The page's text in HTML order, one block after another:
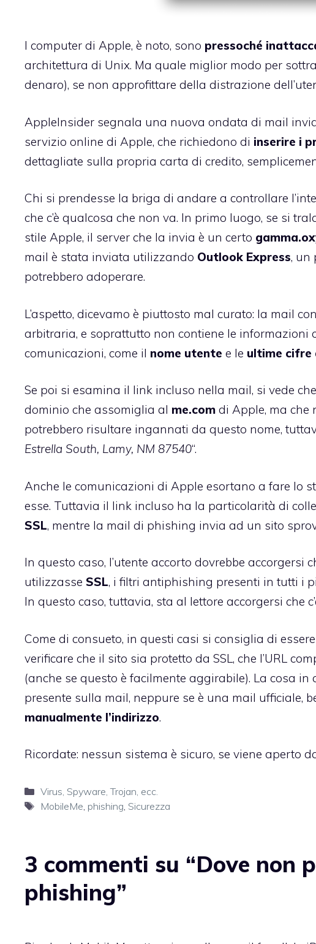
I computer di Apple, è noto, sono pressoché
architettura di Unix. Ma quale miglior modo per
denaro), se non approfittare della distrazione
AppleInsider segnala una nuova ondata di mail
servizio online di Apple, che richiedono di inserire i
dettagliate sulla propria carta di credito,
Chi si prendesse la briga di andare a controllare
che c’è qualcosa che non va. In primo luogo, se si
stile Apple, il server che la invia è un certo
mail è stata inviata utilizzando Outlook Express, un
potrebbero adoperare.
L’aspetto, dicevamo è piuttosto mal curato: la mail
arbitraria, e soprattutto non contiene le informazioni
comunicazioni, come il nome utente e le ultime cifre
Se poi si esamina il link incluso nella mail, si vede
dominio che assomiglia al me.com di Apple, ma che
potrebbero risultare ingannati da questo nome,
Estrella South, Lamy, NM 87540“.
Anche le comunicazioni di Apple esortano a fare lo
esse. Tuttavia il link incluso ha la particolarità di
SSL, mentre la mail di phishing invia ad un sito
In questo caso, l’utente accorto dovrebbe accorgersi
utilizzasse SSL, i filtri antiphishing presenti in tutti i
In questo caso, tuttavia, sta al lettore accorgersi che
Come di consueto, in questi casi si consiglia di essere
verificare che il sito sia protetto da SSL, che l’URL
(anche se questo è facilmente aggirabile). La cosa
presente sulla mail, neppure se è una mail ufficiale,
manualmente l’indirizzo.
Ricordate: nessun sistema è sicuro, se viene aperto
Categorie
Virus, Spyware, Trojan, ecc.
Tag
MobileMe phishing Sicurezza
3 commenti su “Dove non
phishing”